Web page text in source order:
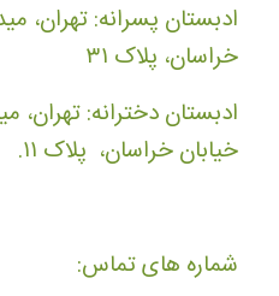
ادبستان پسرانه: تهران،
خراسان، پلاک ۳۱
ادبستان دخترانه: تهران،
خیابان خراسان، پلاک ۱۱.
شماره های تماس: